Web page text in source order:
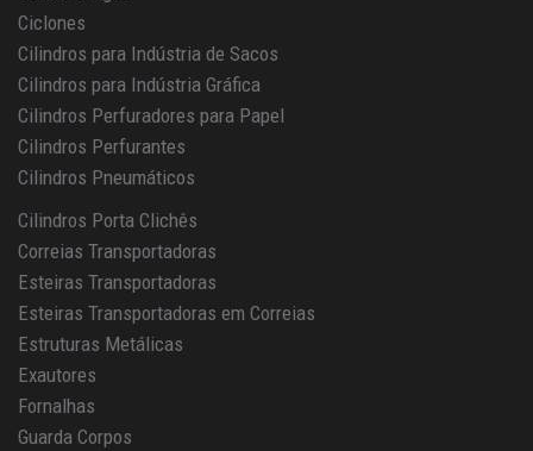
Ciclones
Cilindros para Indústria de Sacos
Cilindros para Indústria Gráfica
Cilindros Perfuradores para Papel
Cilindros Perfurantes
Cilindros Pneumáticos
Cilindros Porta Clichês
Correias Transportadoras
Esteiras Transportadoras
Esteiras Transportadoras em Correias
Estruturas Metálicas
Exautores
Fornalhas
Guarda Corpos